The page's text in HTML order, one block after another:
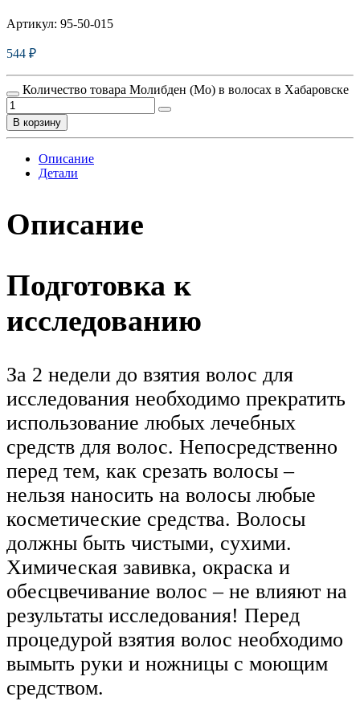
Артикул: 95-50-015
544 ₽
Количество товара Молибден (Mo) в волосах в Хабаровске
В корзину
Описание
Детали
Описание
Подготовка к
исследованию
За 2 недели до взятия волос для
исследования необходимо прекратить
использование любых лечебных
средств для волос. Непосредственно
перед тем, как срезать волосы –
нельзя наносить на волосы любые
косметические средства. Волосы
должны быть чистыми, сухими.
Химическая завивка, окраска и
обесцвечивание волос – не влияют на
результаты исследования! Перед
процедурой взятия волос необходимо
вымыть руки и ножницы с моющим
средством.